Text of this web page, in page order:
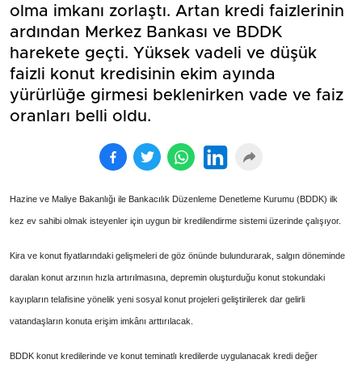
olma imkanı zorlaştı. Artan kredi faizlerinin
ardından Merkez Bankası ve BDDK
harekete geçti. Yüksek vadeli ve düşük
faizli konut kredisinin ekim ayında
yürürlüğe girmesi beklenirken vade ve faiz
oranları belli oldu.
Hazine ve Maliye Bakanlığı ile Bankacılık Düzenleme Denetleme Kurumu (BDDK) ilk
kez ev sahibi olmak isteyenler için uygun bir kredilendirme sistemi üzerinde çalışıyor.
Kira ve konut fiyatlarındaki gelişmeleri de göz önünde bulundurarak, salgın döneminde
daralan konut arzının hızla artırılmasına, depremin oluşturduğu konut stokundaki
kayıpların telafisine yönelik yeni sosyal konut projeleri geliştirilerek dar gelirli
vatandaşların konuta erişim imkânı arttırılacak.
BDDK konut kredilerinde ve konut teminatlı kredilerde uygulanacak kredi değer